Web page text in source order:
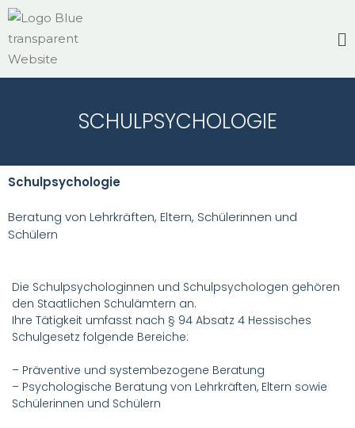
SCHULPSYCHOLOGIE
Schulpsychologie
Beratung von Lehrkräften, Eltern, Schülerinnen und
Schülern
Die Schulpsychologinnen und Schulpsychologen gehören
den Staatlichen Schulämtern an.
Ihre Tätigkeit umfasst nach § 94 Absatz 4 Hessisches
Schulgesetz folgende Bereiche:
– Präventive und systembezogene Beratung
– Psychologische Beratung von Lehrkräften, Eltern sowie
Schülerinnen und Schülern